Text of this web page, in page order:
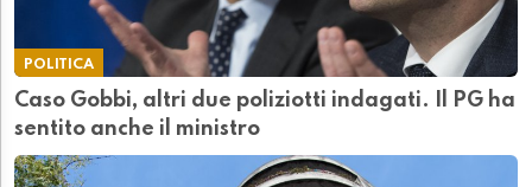
POLITICA
Caso Gobbi, altri due poliziotti indagati. Il PG ha
sentito anche il ministro